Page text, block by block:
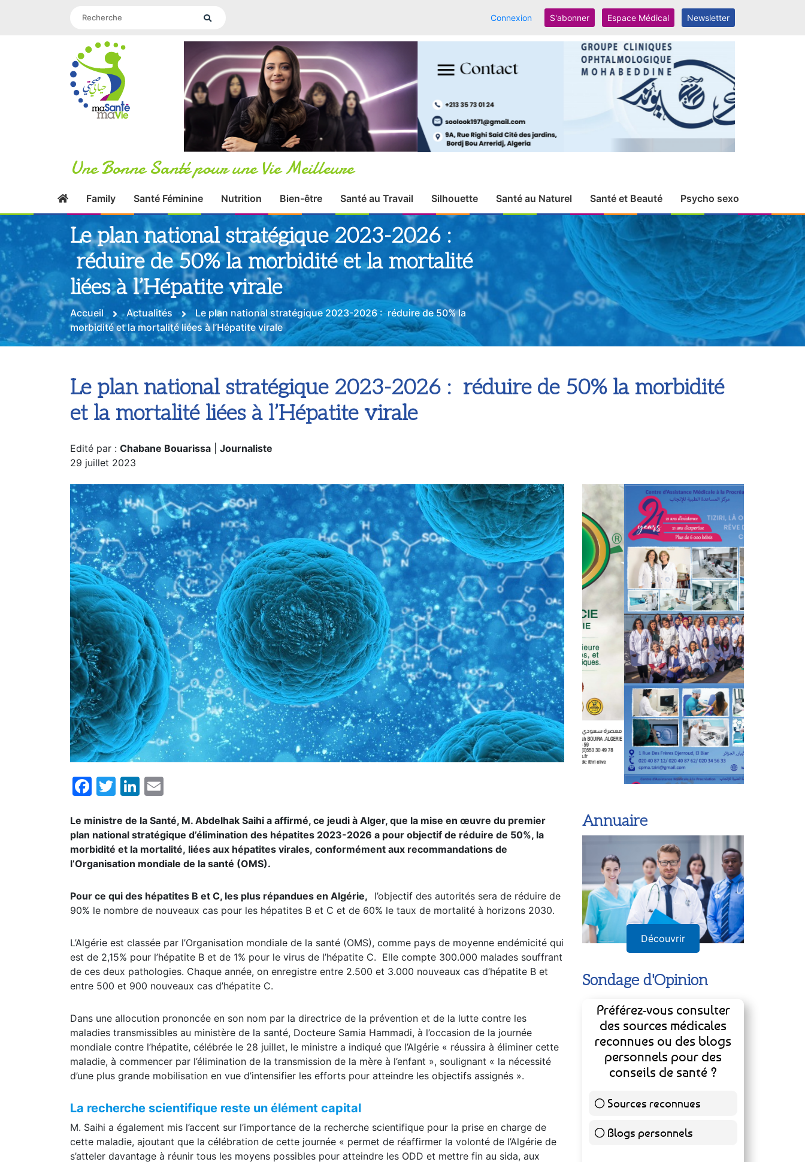
Connexion S'abonner Espace Médical Newsletter
Une Bonne Santé pour une Vie Meilleure
Family Santé Féminine Nutrition Bien-être Santé au Travail Silhouette Santé au Naturel Santé et Beauté Psycho sexo
Le plan national stratégique 2023-2026 :
réduire de 50% la morbidité et la mortalité
liées à l’Hépatite virale
Accueil Actualités
Le plan national stratégique 2023-2026 : réduire de 50% la
morbidité et la mortalité liées à l’Hépatite virale
Le plan national stratégique 2023-2026 : réduire de 50% la morbidité
et la mortalité liées à l’Hépatite virale
Edité par :Chabane Bouarissa
Facebook
TwitterLinkedIn
Le ministre de la Santé, M. Abdelhak Saihi a affirmé, ce jeudi à Alger, que la mise en œuvre du premier
plan national stratégique d’élimination des hépatites 2023-2026 a pour objectif de réduire de 50%, la
morbidité et la mortalité, liées aux hépatites virales
Pour ce qui des hépatites B et C, les plus répandues en Algérie,l’objectif des autorités sera de réduire de
L’Algérie est classée par l’Organisation mondiale de la santé (OMS), comme pays de moyenne endémicité qui
est de 2,15% pour l’hépatite B et de 1% pour le virus de l’hépatite C. Elle compte 300.000 malades souffrant
de ces deux pathologies. Chaque année, on enregistre entre 2.500 et 3.000 nouveaux cas d’hépatite B et
Dans une allocution prononcée en son nom par la directrice de la prévention et de la lutte contre les
maladies transmissibles au ministère de la santé, Docteure Samia Hammadi, à l’occasion de la journée
mondiale contre l’hépatite, célébrée le 28 juillet, le ministre a indiqué que l’Algérie « réussira à éliminer cette
maladie, à commencer par l’élimination de la transmission de la mère à l’enfant », soulignant « la nécessité
La recherche scientifique reste un élément capital
M. Saihi a également mis l’accent sur l’importance de la recherche scientifique pour la prise en charge de
cette maladie, ajoutant que la célébration de cette journée « permet de réaffirmer la volonté de l’Algérie de
Annuaire
Découvrir
Sondage d'Opinion
Préférez-vous consulter
des sources médicales
reconnues ou des blogs
conseils de santé ?
Sources reconnues